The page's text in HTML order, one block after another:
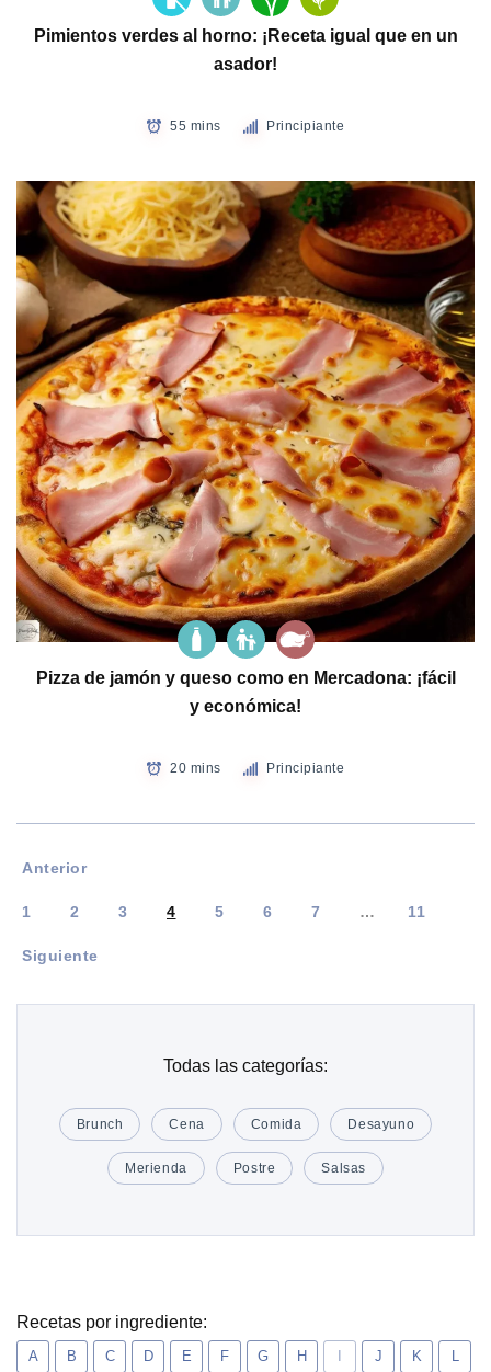
Pimientos verdes al horno: ¡Receta igual que en un
asador!
55 mins Principiante
Pizza de jamón y queso como en Mercadona: ¡fácil
y económica!
20 mins Principiante
Anterior
1 2 3 4 5 6 7 … 11
Siguiente
Todas las categorías:
Brunch Cena Comida Desayuno
Merienda Postre Salsas
Recetas por ingrediente:
A B C D E F G H J K L